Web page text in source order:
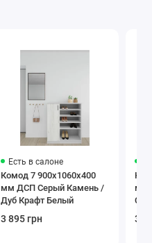
Есть в салоне
Комод 7 900х1060х400
мм ДСП Серый Камень /
Дуб Крафт Белый
3 895 грн
мм
3